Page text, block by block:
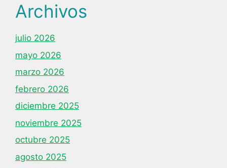
Archivos
julio 2026
mayo 2026
marzo 2026
febrero 2026
diciembre 2025
noviembre 2025
octubre 2025
agosto 2025